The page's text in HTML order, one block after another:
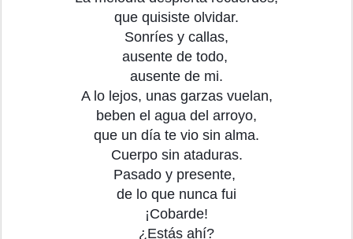
que quisiste olvidar.
Sonríes y callas,
ausente de todo,
ausente de mi.
A lo lejos, unas garzas vuelan,
beben el agua del arroyo,
que un día te vio sin alma.
Cuerpo sin ataduras.
Pasado y presente,
de lo que nunca fui
¡Cobarde!
¿Estás ahí?